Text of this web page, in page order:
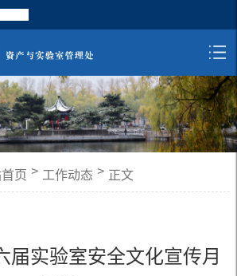
页 > 工作动态 > 正文
届实验室安全文化宣传月